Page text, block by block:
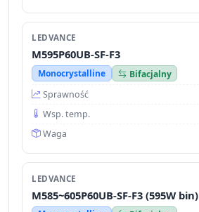
LEDVANCE
M595P60UB-SF-F3
Monocrystalline
Bifacjalny
Sprawność
Wsp. temp.
Waga
LEDVANCE
M585~605P60UB-SF-F3 (595W bin)